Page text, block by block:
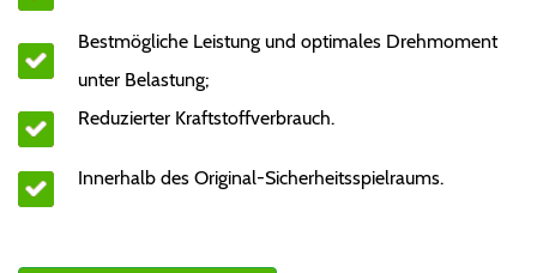
Bestmögliche Leistung und optimales Drehmoment
unter Belastung;
Reduzierter Kraftstoffverbrauch.
Innerhalb des Original-Sicherheitsspielraums.